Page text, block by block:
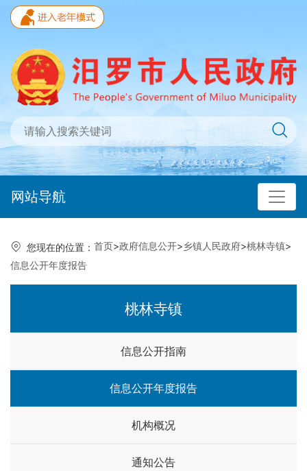
网站导航
您现在的位置： 首页>政府信息公开>乡镇人民政府>桃林寺镇>
信息公开年度报告
桃林寺镇
信息公开指南
信息公开年度报告
机构概况
通知公告